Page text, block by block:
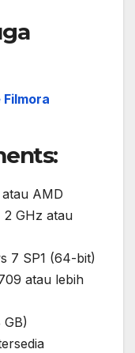
AMD
GHz atau
7 SP1 (64-bit)
atau lebih
GB)